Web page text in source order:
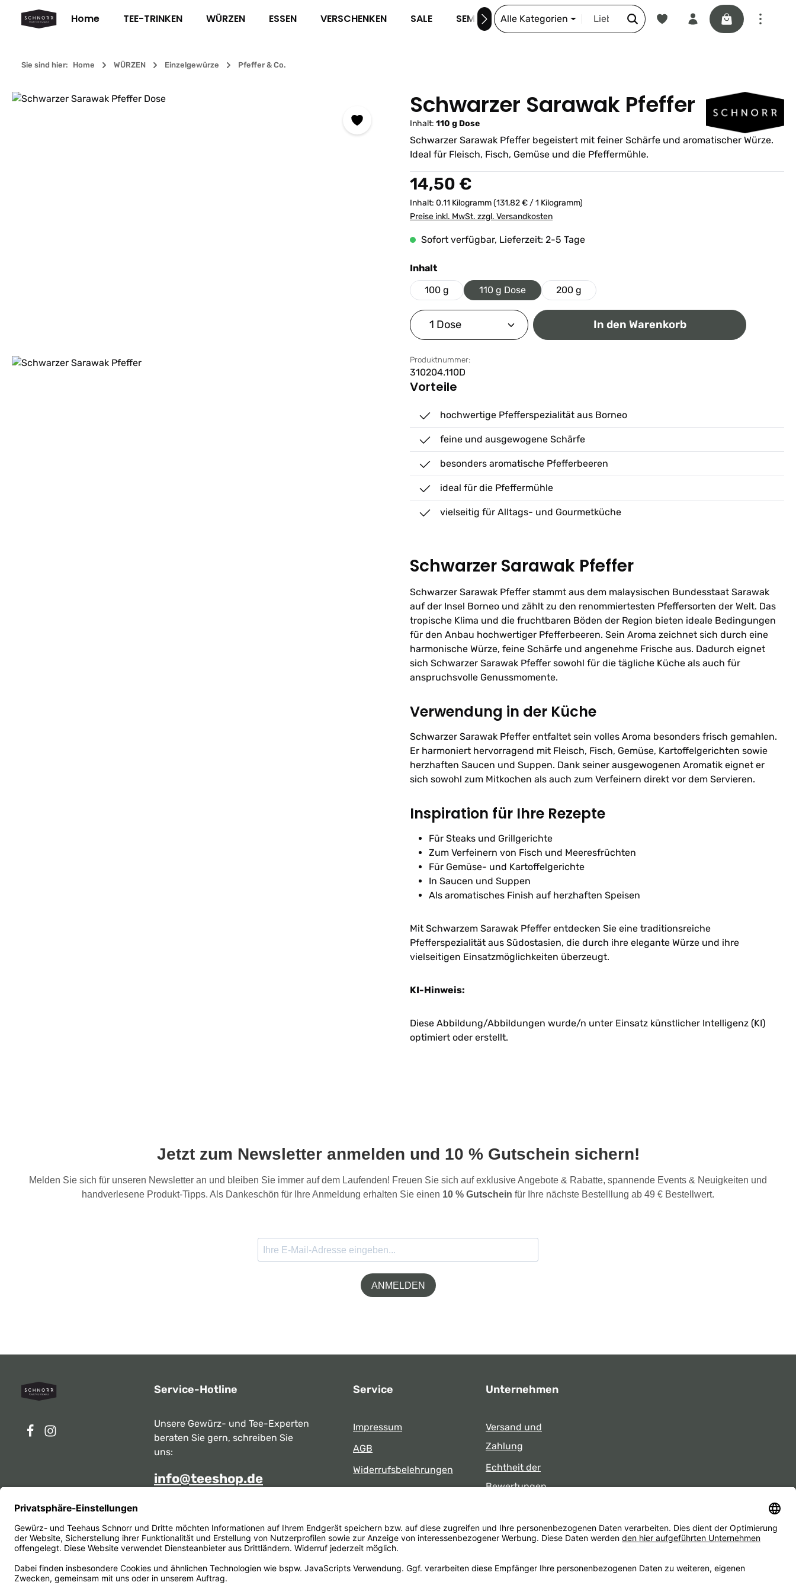
Hauptinhalt springen
Zur Suche springen
Zur Hauptnavigation springen
Home TEE-TRINKEN WÜRZEN ESSEN VERSCHENKEN SALE SEMINARE DIE SCHNORR-STORY
Alle Kategorien
Du hast 0 Produkte auf dem
Warenkorb
Sie sind hier: Home WÜRZEN Einzelgewürze Pfeffer & Co.
Bildergalerie überspringen Schwarzer Sarawak Pfeffer
Inhalt: 110 g Dose
Schwarzer Sarawak Pfeffer begeistert mit feiner Schärfe und aromatischer Würze.
Ideal für Fleisch, Fisch, Gemüse und die Pfeffermühle.
Regulärer Preis:
14,50 €
Inhalt: 0.11 Kilogramm(131,82 € / 1 Kilogramm)
Preise inkl. MwSt. zzgl. Versandkosten
Sofort verfügbar, Lieferzeit: 2-5 Tage
Inhaltauswählen
100 g
110 g Dose 200 g
Produkt Anzahl: Gib den gewünschten Wert ein oder
In den Warenkorb
Produktnummer:
310204.110D
Vorteile
hochwertige Pfefferspezialität aus Borneo
feine und ausgewogene Schärfe
besonders aromatische Pfefferbeeren
ideal für die Pfeffermühle
vielseitig für Alltags- und Gourmetküche
Schwarzer Sarawak Pfeffer
Schwarzer Sarawak Pfeffer stammt aus dem malaysischen Bundesstaat Sarawak
auf der Insel Borneo und zählt zu den renommiertesten Pfeffersorten der Welt. Das
tropische Klima und die fruchtbaren Böden der Region bieten ideale Bedingungen
für den Anbau hochwertiger Pfefferbeeren. Sein Aroma zeichnet sich durch eine
harmonische Würze, feine Schärfe und angenehme Frische aus. Dadurch eignet
sich Schwarzer Sarawak Pfeffer sowohl für die tägliche Küche als auch für
anspruchsvolle Genussmomente.
Verwendung in der Küche
Schwarzer Sarawak Pfeffer entfaltet sein volles Aroma besonders frisch gemahlen.
Er harmoniert hervorragend mit Fleisch, Fisch, Gemüse, Kartoffelgerichten sowie
herzhaften Saucen und Suppen. Dank seiner ausgewogenen Aromatik eignet er
sich sowohl zum Mitkochen als auch zum Verfeinern direkt vor dem Servieren.
Inspiration für Ihre Rezepte
Für Steaks und Grillgerichte
Zum Verfeinern von Fisch und Meeresfrüchten
Für Gemüse- und Kartoffelgerichte
In Saucen und Suppen
Als aromatisches Finish auf herzhaften Speisen
Mit Schwarzem Sarawak Pfeffer entdecken Sie eine traditionsreiche
Pfefferspezialität aus Südostasien, die durch ihre elegante Würze und ihre
vielseitigen Einsatzmöglichkeiten überzeugt.
KI-Hinweis:
Diese Abbildung/Abbildungen wurde/n unter Einsatz künstlicher Intelligenz (KI)
optimiert oder erstellt.
Jetzt zum Newsletter anmelden und 10 % Gutschein sichern!
Melden Sie sich für unseren Newsletter an und bleiben Sie immer auf dem Laufenden! Freuen Sie sich auf exklusive Angebote & Rabatte, spannende Events & Neuigkeiten und
handverlesene Produkt-Tipps. Als Dankeschön für Ihre Anmeldung erhalten Sie einen 10 % Gutschein für Ihre nächste Bestelllung ab 49 € Bestellwert.
ANMELDEN
Service-Hotline
Unsere Gewürz- und Tee-Experten
beraten Sie gern, schreiben Sie
uns:
info@teeshop.de
Mo - Sa zwischen 10:00 - 17:00 Uhr
unter:
Service
Impressum
AGB
Widerrufsbelehrungen
Datenschutz
Unternehmen
Versand und
Zahlung
Echtheit der
Bewertungen
Laden